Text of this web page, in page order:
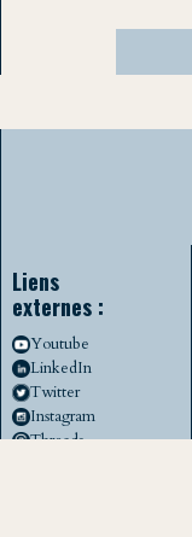
Liens
externes :
Youtube
LinkedIn
Twitter
Instagram
Threads